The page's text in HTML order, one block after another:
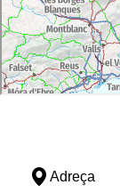
Adreça